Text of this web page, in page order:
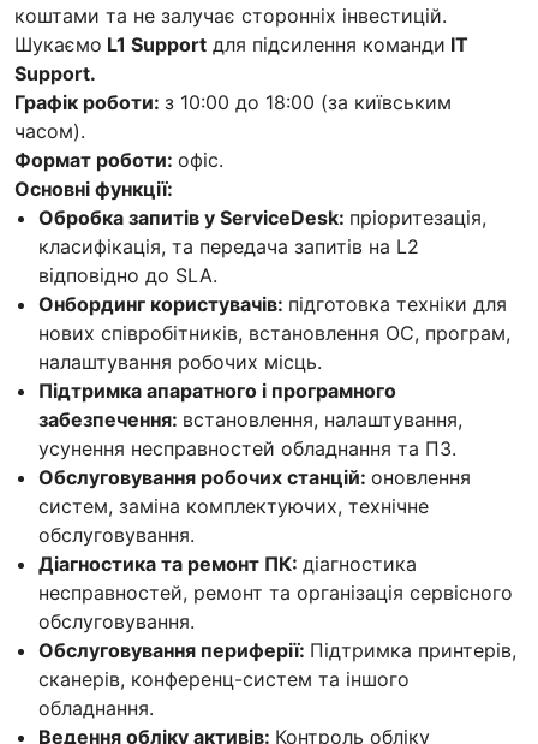
коштами та не залучає сторонніх інвестицій.
Шукаємо L1 Support для підсилення команди IT
Support.
Графік роботи: з 10:00 до 18:00 (за київським
часом).
Формат роботи: офіс.
Основні функції:
Обробка запитів у ServiceDesk: пріоритезація,
класифікація, та передача запитів на L2
відповідно до SLA.
Онбординг користувачів: підготовка техніки для
нових співробітників, встановлення ОС, програм,
налаштування робочих місць.
Підтримка апаратного і програмного
забезпечення: встановлення, налаштування,
усунення несправностей обладнання та ПЗ.
Обслуговування робочих станцій: оновлення
систем, заміна комплектуючих, технічне
обслуговування.
Діагностика та ремонт ПК: діагностика
несправностей, ремонт та організація сервісного
обслуговування.
Обслуговування периферії: Підтримка принтерів,
сканерів, конференц-систем та іншого
обладнання.
Ведення обліку активів: Контроль обліку